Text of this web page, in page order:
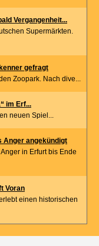
Vergangenheit...
Supermärkten.
gefragt
Zoopark. Nach dive...
im Erf...
neuen Spiel...
Anger angekündigt
in Erfurt bis Ende
Voran
einen historischen